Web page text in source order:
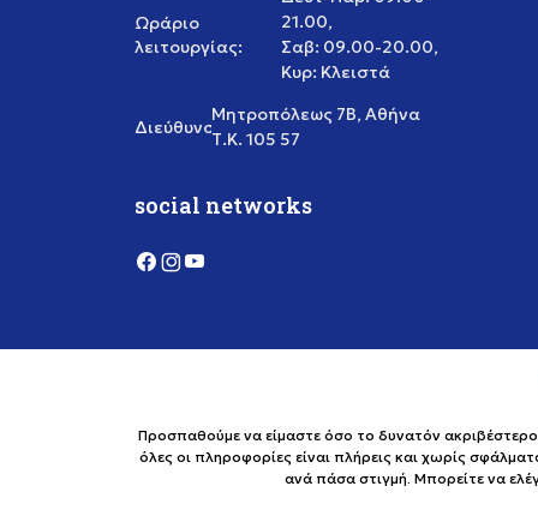
Ωράριο
λειτουργίας:
21.00,
Σαβ: 09.00-20.00,
Κυρ: Κλειστά
Διεύθυνση:
Μητροπόλεως 7Β, Αθήνα
Τ.Κ. 105 57
social networks
Προσπαθούμε να είμαστε όσο το δυνατόν
όλες οι πληροφορίες είναι πλήρεις και χωρίς
ανά πάσα στιγμή. Μπορείτε να